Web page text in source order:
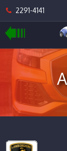
2291-4141